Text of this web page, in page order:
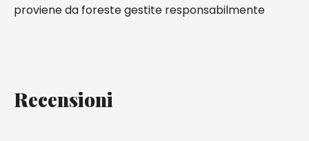
proviene da foreste gestite responsabilmente
Recensioni